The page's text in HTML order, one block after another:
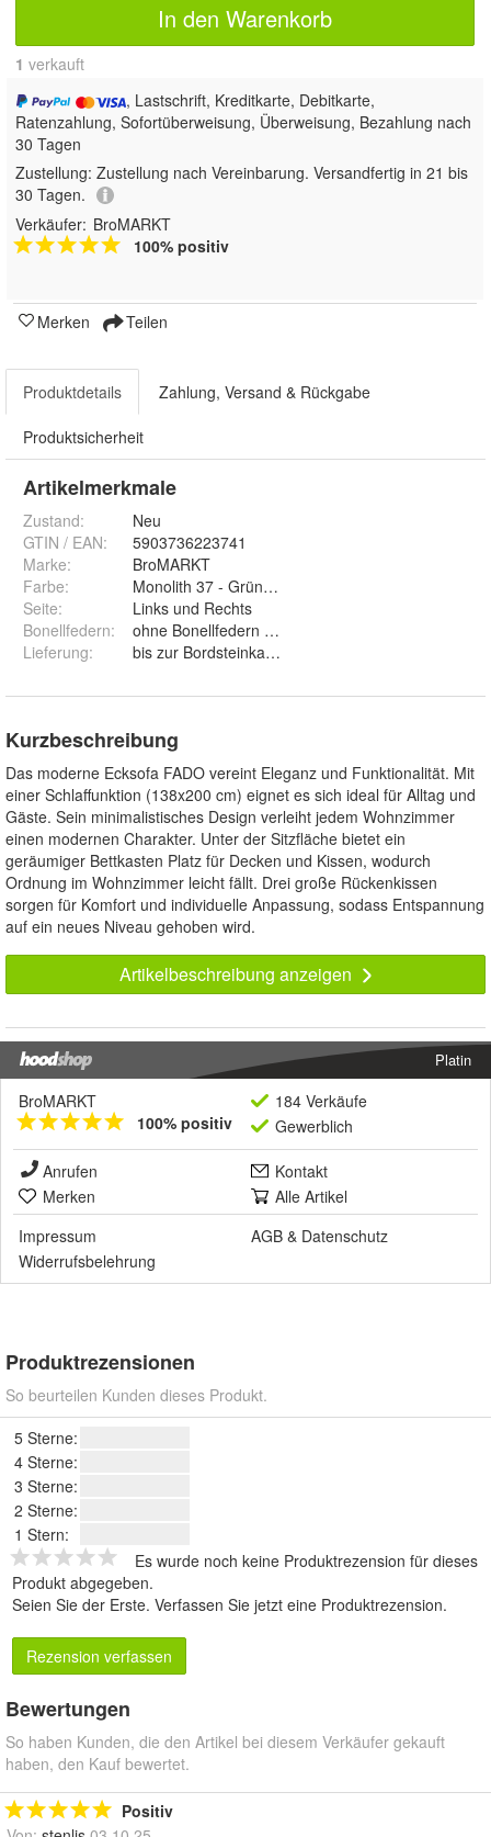
In den Warenkorb
1 verkauft
, Lastschrift, Kreditkarte, Debitkarte,
Ratenzahlung, Sofortüberweisung, Überweisung, Bezahlung nach
30 Tagen
Zustellung: Zustellung nach Vereinbarung. Versandfertig in 21 bis
30 Tagen.
Verkäufer: BroMARKT
100% positiv
Merken Teilen
Produktdetails Zahlung, Versand & Rückgabe
Produktsicherheit
Artikelmerkmale
Zustand:
Neu
GTIN / EAN:
5903736223741
Marke:
BroMARKT
Farbe:
Seite:
Links und Rechts
Bonellfedern:
Lieferung:
Kurzbeschreibung
Das moderne Ecksofa FADO vereint Eleganz und Funktionalität. Mit
einer Schlaffunktion (138x200 cm) eignet es sich ideal für Alltag und
Gäste. Sein minimalistisches Design verleiht jedem Wohnzimmer
einen modernen Charakter. Unter der Sitzfläche bietet ein
geräumiger Bettkasten Platz für Decken und Kissen, wodurch
Ordnung im Wohnzimmer leicht fällt. Drei große Rückenkissen
sorgen für Komfort und individuelle Anpassung, sodass Entspannung
auf ein neues Niveau gehoben wird.
Artikelbeschreibung anzeigen
Platin
BroMARKT
100% positiv
184 Verkäufe
Gewerblich
Anrufen
Kontakt
Merken
Alle Artikel
Impressum
AGB & Datenschutz
Widerrufsbelehrung
Produktrezensionen
So beurteilen Kunden dieses Produkt.
5 Sterne:
4 Sterne:
3 Sterne:
2 Sterne:
1 Stern:
Es wurde noch keine Produktrezension für dieses
Produkt abgegeben.
Seien Sie der Erste. Verfassen Sie jetzt eine Produktrezension.
Rezension verfassen
Bewertungen
So haben Kunden, die den Artikel bei diesem Verkäufer gekauft
haben, den Kauf bewertet.
Positiv